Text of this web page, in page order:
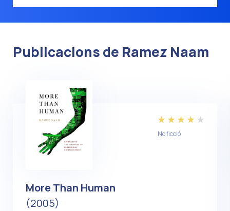
Publicacions de Ramez Naam
No ficció
More Than Human
(2005)